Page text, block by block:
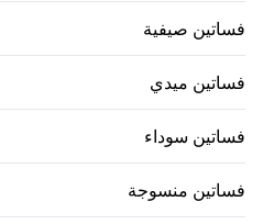
فساتين صيفية
فساتين ميدي
فساتين سوداء
فساتين منسوجة